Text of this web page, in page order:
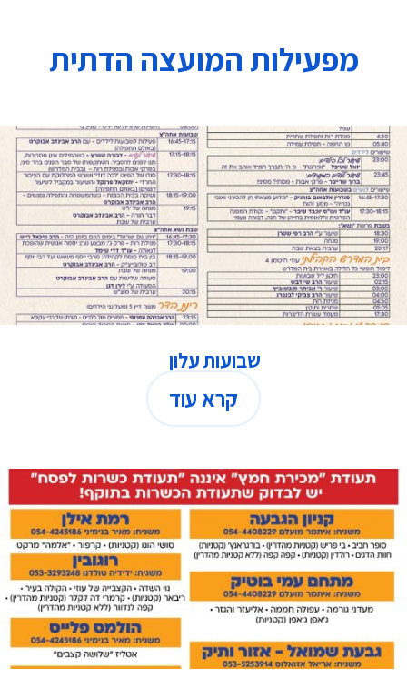
מפעילות המועצה הדתית
שבועות עלון
קרא עוד